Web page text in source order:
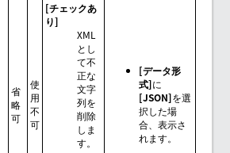
省
略
可
使
用
不
可
[チェックあ
り]
XML
とし
て不
正な
文字
列を
削除
しま
す。
[データ形
式]に
[JSON]を選
択した場
合、表示さ
れます。